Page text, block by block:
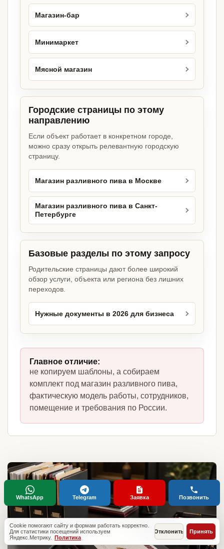
Магазин-бар
Минимаркет
Мясной магазин
Городские страницы по этому
направлению
Если объект работает в конкретном городе,
можно сразу открыть релевантную городскую
страницу.
Магазин разливного пива в Москве
Магазин разливного пива в Санкт-
Петербурге
Базовые разделы по этому запросу
Родительские страницы дают более широкий
обзор услуги, объекта или региона без лишних
переходов.
Нужные документы в 2026 для бизнеса
Главное отличие:
не копируем шаблоны, а собираем
комплект под магазин разливного пива,
фактическую модель работы, сотрудников,
помещение и требования по России.
Cookie помогают сайту и формам работать корректно.
Для статистики посещений используем
Яндекс.Метрику. Политика
Отклонить Принять
WhatsApp Telegram Заявка Позвонить